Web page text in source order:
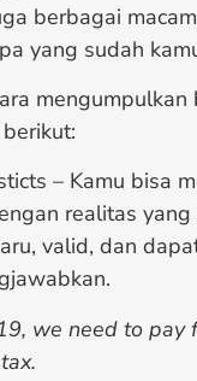
berbagai
yang sudah
mengumpulkan
– Kamu bisa
realitas
valid, dan
we need to pay